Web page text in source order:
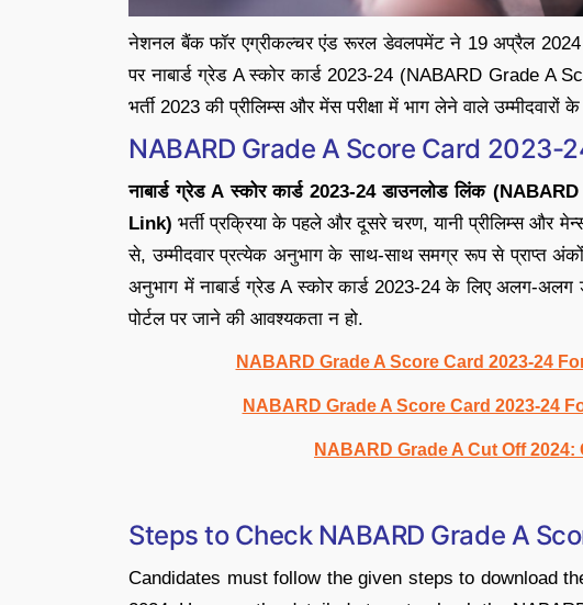
नेशनल बैंक फॉर एग्रीकल्चर एंड रूरल डेवलपमेंट ने 19 अप्रैल
पर नाबार्ड ग्रेड A स्कोर कार्ड 2023-24 (NABARD Grade A
भर्ती 2023 की प्रीलिम्स और मेंस परीक्षा में भाग लेने वाले उम्मीदवारों
NABARD Grade A Score Card 2023-
नाबार्ड ग्रेड A स्कोर कार्ड 2023-24 डाउनलोड लिंक
Link) भर्ती प्रक्रिया के पहले और दूसरे चरण, यानी प्रीलिम्स और
से, उम्मीदवार प्रत्येक अनुभाग के साथ-साथ समग्र रूप से प्राप्त
अनुभाग में नाबार्ड ग्रेड A स्कोर कार्ड 2023-24 के लिए अलग-अलग
पोर्टल पर जाने की आवश्यकता न हो.
NABARD Grade A Score Card 2023-24
NABARD Grade A Score Card 2023-24
NABARD Grade A Cut Off
Steps to Check NABARD Grade A
Candidates must follow the given steps to download